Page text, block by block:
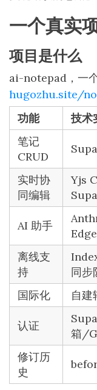
一个真实
项目是什么
ai-notepad，一
hugozhu.site/
功能
技术
笔记
CRUD
实时协
同编辑
Yjs
AI 助手
离线支
持
同步
国际化
自建
认证
箱/
修订历
史